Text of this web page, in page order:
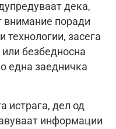
дека,
внимание поради
технологии, засега
безбедносна
една заедничка
истрага, дел од
информации